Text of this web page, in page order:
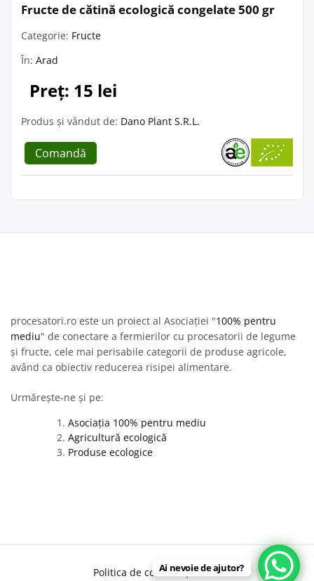
Fructe de cătină ecologică congelate 500 gr
Categorie: Fructe
În: Arad
Preț: 15 lei
Produs și vândut de: Dano Plant S.R.L.
Comandă
procesatori.ro este un proiect al Asociației "100% pentru
mediu" de conectare a fermierilor cu procesatorii de legume
și fructe, cele mai perisabile categorii de produse agricole,
având ca obiectiv reducerea risipei alimentare.
Urmărește-ne și pe:
Asociația 100% pentru mediu
Agricultură ecologică
Produse ecologice
Politica de confidențialitate
Ai nevoie de ajutor?